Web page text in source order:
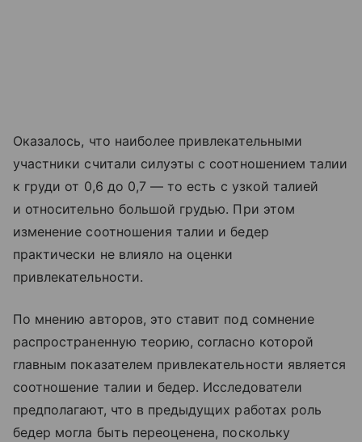
Оказалось, что наиболее привлекательными
участники считали силуэты с соотношением талии
к груди от 0,6 до 0,7 — то есть с узкой талией
и относительно большой грудью. При этом
изменение соотношения талии и бедер
практически не влияло на оценки
привлекательности.
По мнению авторов, это ставит под сомнение
распространенную теорию, согласно которой
главным показателем привлекательности является
соотношение талии и бедер. Исследователи
предполагают, что в предыдущих работах роль
бедер могла быть переоценена, поскольку